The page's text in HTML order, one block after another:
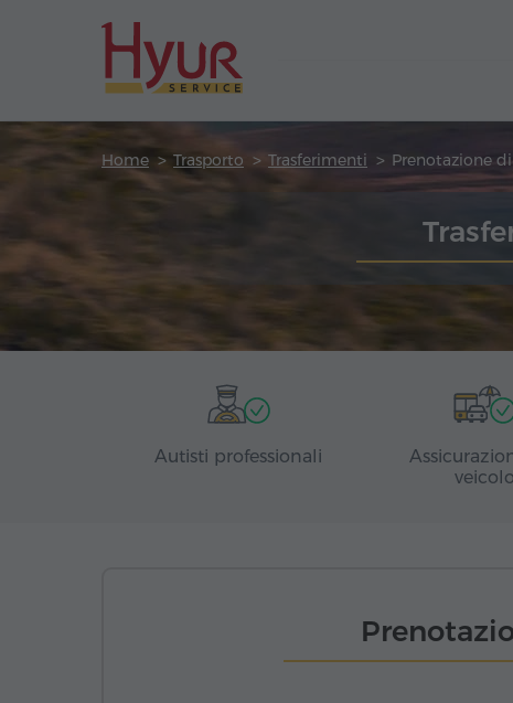
Home Trasporto Trasferimenti
Autisti professionali
veicolo